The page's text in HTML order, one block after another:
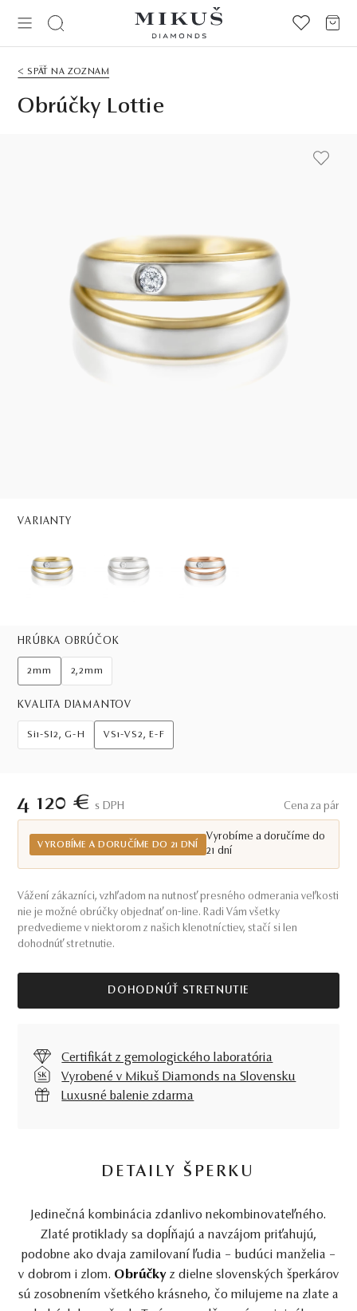
< SPÄŤ NA ZOZNAM
Obrúčky Lottie
VARIANTY
HRÚBKA OBRÚČOK
2mm 2,2mm
KVALITA DIAMANTOV
Si1-SI2, G-H VS1-VS2, E-F
4 120 € S DPH Cena za pár
VYROBÍME A DORUČÍME DO 21 DNÍ
Vyrobíme a doručíme do
21 dní
Vážení zákazníci, vzhľadom na nutnosť presného odmerania veľkosti
nie je možné obrúčky objednať on-line. Radi Vám všetky
predvedieme v niektorom z našich klenotníctiev, stačí si len
dohodnúť stretnutie.
DOHODNÚŤ STRETNUTIE
Certifikát z gemologického laboratória
Vyrobené v Mikuš Diamonds na Slovensku
Luxusné balenie zdarma
DETAILY ŠPERKU
Jedinečná kombinácia zdanlivo nekombinovateľného.
Zlaté protiklady sa dopĺňajú a navzájom priťahujú,
podobne ako dvaja zamilovaní ľudia – budúci manželia –
v dobrom i zlom. Obrúčkyz dielne slovenských šperkárov
sú zosobnením všetkého krásneho, čo milujeme na zlate a